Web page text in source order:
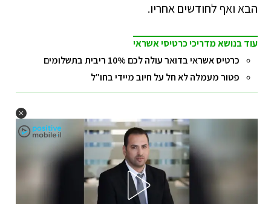
הבא ואף לחודשים אחריו.
עוד בנושא מדריכי כרטיסי אשראי
כרטיס אשראי בדואר עולה לכם 10% ריבית בתשלומים
פטור מעמלה לא חל על חיוב מיידי בחו"ל